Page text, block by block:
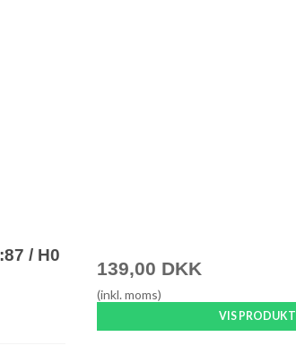
/ H0
139,00 DKK
(inkl. moms)
VIS PRODUKT